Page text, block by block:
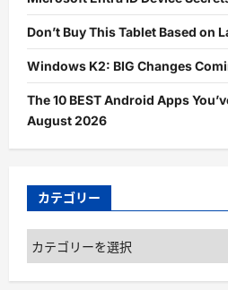
Don’t Buy This Tablet Based on
Windows K2: BIG Changes
The 10 BEST Android Apps
August 2026
カテゴリー
カ
テ
ゴ